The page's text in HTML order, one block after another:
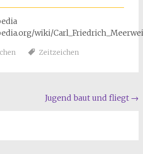
wiki/
Zeitzeichen
Jugend baut und fliegt →